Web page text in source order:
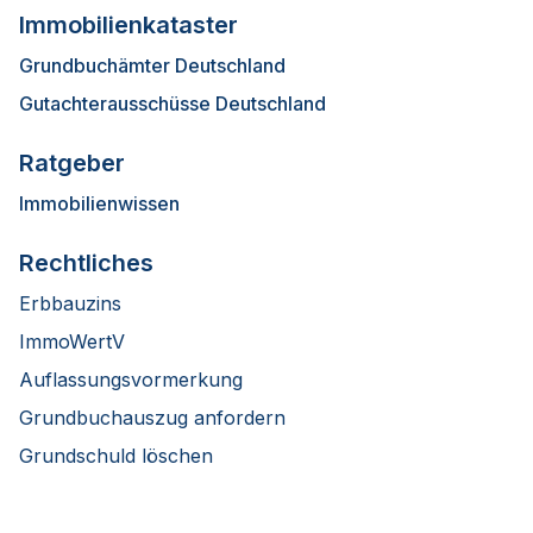
Immobilienkataster
Grundbuchämter Deutschland
Gutachterausschüsse Deutschland
Ratgeber
Immobilienwissen
Rechtliches
Erbbauzins
ImmoWertV
Auflassungsvormerkung
Grundbuchauszug anfordern
Grundschuld löschen